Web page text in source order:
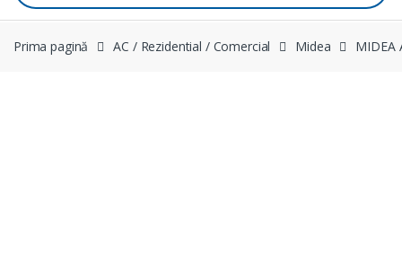
Prima pagină AC / Rezidential / Comercial Midea MIDEA